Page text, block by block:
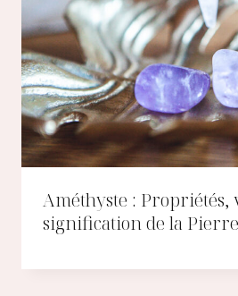
Améthyste : Propriétés,
signification de la Pierre